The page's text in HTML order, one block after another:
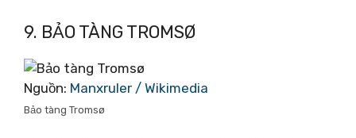
9. BẢO TÀNG TROMSØ
Nguồn: Manxruler / Wikimedia
Bảo tàng Tromsø